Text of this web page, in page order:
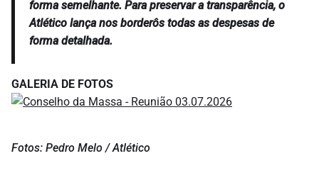
forma semelhante. Para preservar a transparência, o
Atlético lança nos borderôs todas as despesas de
forma detalhada.
GALERIA DE FOTOS
Fotos: Pedro Melo / Atlético